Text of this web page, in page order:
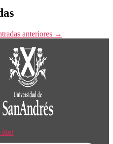
anteriores →